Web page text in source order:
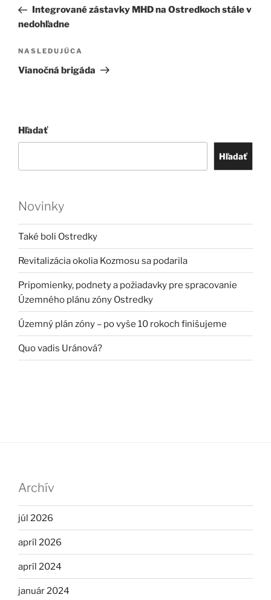
článku
článokIntegrované zástavky MHD na Ostredkoch stále v
nedohľadne
Ďalší
článok
NASLEDUJÚCA
Vianočná brigáda
Hľadať
Hľadať
Novinky
Také boli Ostredky
Revitalizácia okolia Kozmosu sa podarila
Pripomienky, podnety a požiadavky pre spracovanie
Územného plánu zóny Ostredky
Územný plán zóny – po vyše 10 rokoch finišujeme
Quo vadis Uránová?
Archív
júl 2026
apríl 2026
apríl 2024
január 2024